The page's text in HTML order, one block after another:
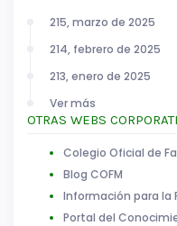
215, marzo de 2025
214, febrero de 2025
213, enero de 2025
Ver más
OTRAS WEBS
Colegio Oficial de
Blog COFM
Información para la
Portal del